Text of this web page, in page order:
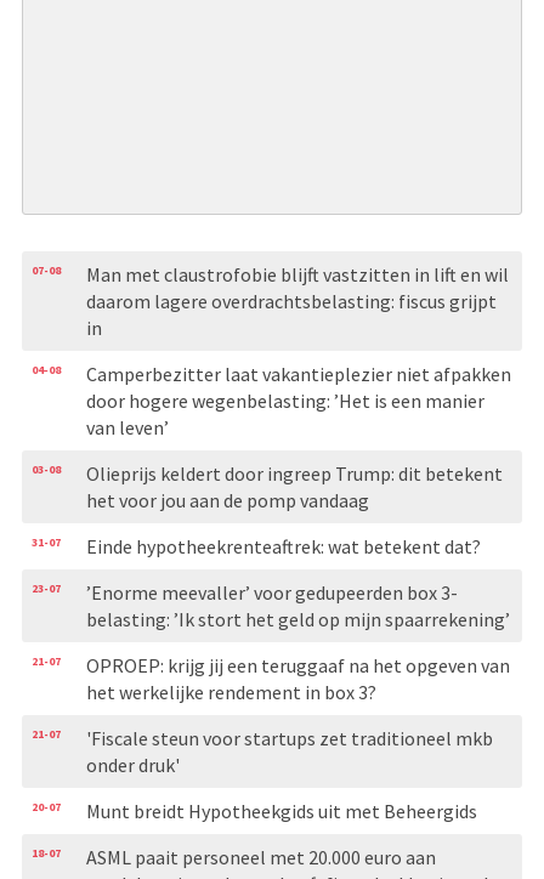
07-08
Man met claustrofobie blijft vastzitten in lift en wil
daarom lagere overdrachtsbelasting: fiscus grijpt
in
04-08
Camperbezitter laat vakantieplezier niet afpakken
door hogere wegenbelasting: ’Het is een manier
van leven’
03-08
Olieprijs keldert door ingreep Trump: dit betekent
het voor jou aan de pomp vandaag
31-07 Einde hypotheekrenteaftrek: wat betekent dat?
23-07
’Enorme meevaller’ voor gedupeerden box 3-
belasting: ’Ik stort het geld op mijn spaarrekening’
21-07
OPROEP: krijg jij een teruggaaf na het opgeven van
het werkelijke rendement in box 3?
21-07
'Fiscale steun voor startups zet traditioneel mkb
onder druk'
20-07 Munt breidt Hypotheekgids uit met Beheergids
18-07
ASML paait personeel met 20.000 euro aan